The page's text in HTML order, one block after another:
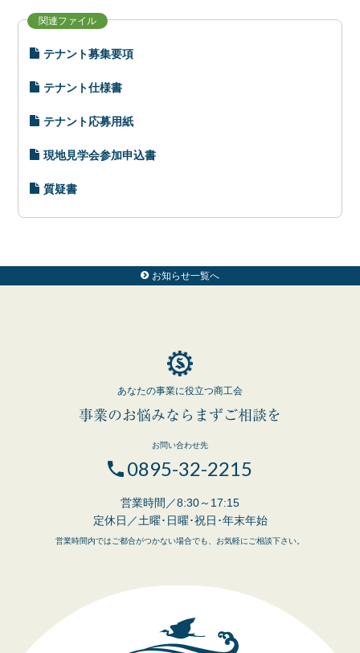
関連ファイル
テナント募集要項
テナント仕様書
テナント応募用紙
現地見学会参加申込書
質疑書
お知らせ一覧へ
あなたの事業に役立つ商工会
事業のお悩みならまずご相談を
お問い合わせ先
0895-32-2215
営業時間／8:30～17:15
定休日／土曜･日曜･祝日･年末年始
営業時間内ではご都合がつかない場合でも、お気軽にご相談下さい。